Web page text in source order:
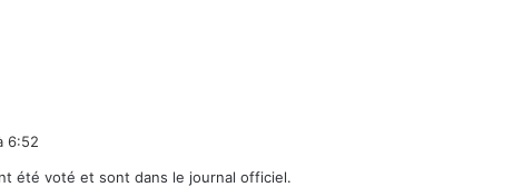
6:52
été voté et sont dans le jour­nal offi­ciel.